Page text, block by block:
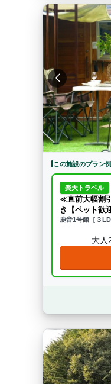
この施設のプラン例
楽天トラベル
≪直前大幅割
き【ペット歓
鹿音1号館［３
大人